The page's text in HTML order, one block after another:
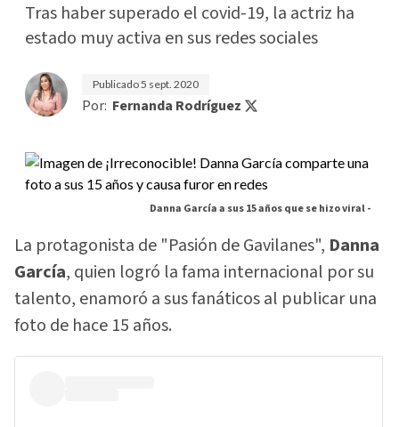
Tras haber superado el covid-19, la actriz ha
estado muy activa en sus redes sociales
Publicado5 sept. 2020
Por: Fernanda Rodríguez
Danna García a sus 15 años que se hizo viral -
La protagonista de "Pasión de Gavilanes", Danna
García, quien logró la fama internacional por su
talento, enamoró a sus fanáticos al publicar una
foto de hace 15 años.